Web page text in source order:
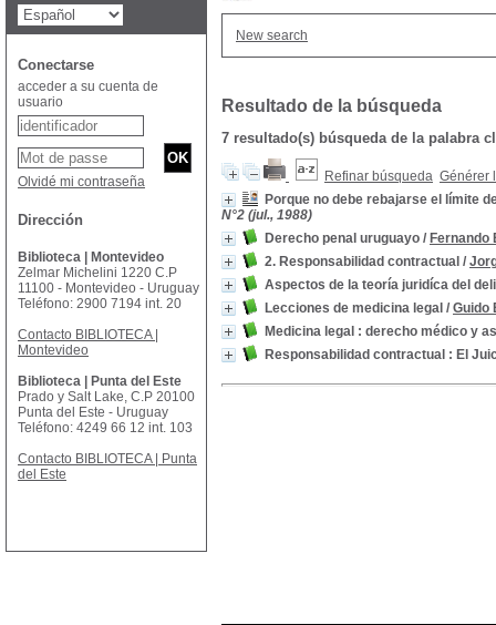
New search
Resultado de la búsqueda
7 resultado(s) búsqueda de la palabra
Refinar búsqueda Générer
Porque no debe rebajarse el límite
N°2 (jul., 1988)
Derecho penal uruguayo / Fernando
2. Responsabilidad contractual /
Aspectos de la teoría juridíca del
Lecciones de medicina legal / Guido
Medicina legal : derecho médico y
Responsabilidad contractual : El
Conectarse
acceder a su cuenta de
usuario
Olvidé mi contraseña
Dirección
Biblioteca | Montevideo
Zelmar Michelini 1220 C.P
11100 - Montevideo - Uruguay
Teléfono: 2900 7194 int. 20
Contacto BIBLIOTECA |
Montevideo
Biblioteca | Punta del Este
Prado y Salt Lake, C.P 20100
Punta del Este - Uruguay
Teléfono: 4249 66 12 int. 103
Contacto BIBLIOTECA | Punta
del Este